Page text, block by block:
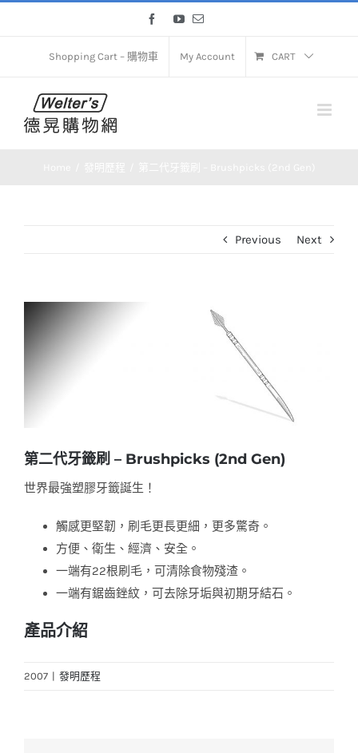
FacebookYouTube
Email
Shopping Cart – 購物車 My Account CART
Previous Next
第二代牙籤刷 – Brushpicks (2nd Gen)
世界最強塑膠牙籤誕生！
觸感更堅韌，刷毛更長更細，更多驚奇。
方便、衛生、經濟、安全。
一端有22根刷毛，可清除食物殘渣。
一端有鋸齒銼紋，可去除牙垢與初期牙結石。
產品介紹
2007 | 發明歷程